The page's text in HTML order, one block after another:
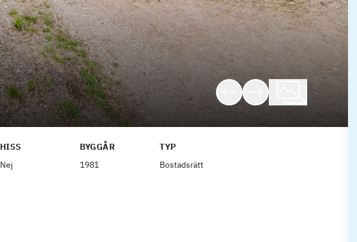
HISS
Nej
BYGGÅR
1981
TYP
Bostadsrätt